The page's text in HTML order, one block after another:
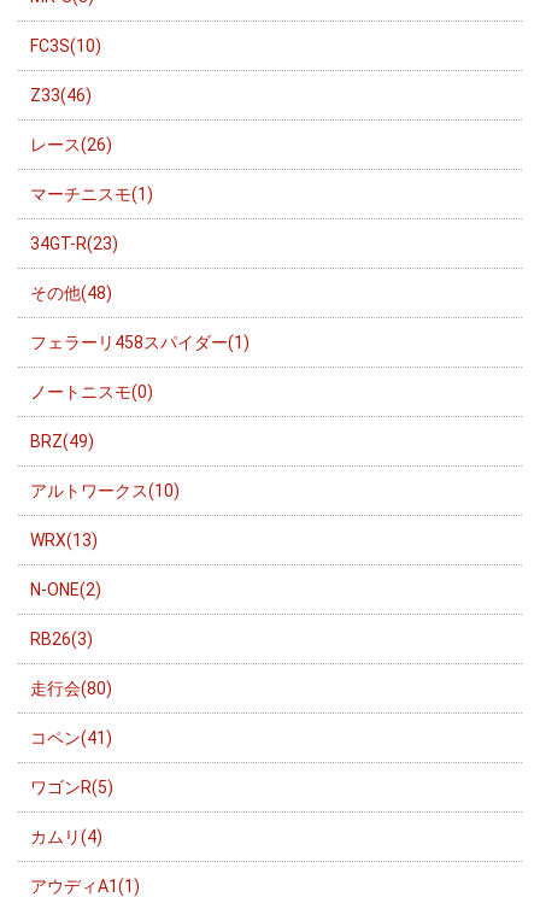
FC3S(10)
Z33(46)
レース(26)
マーチニスモ(1)
34GT-R(23)
その他(48)
フェラーリ458スパイダー(1)
ノートニスモ(0)
BRZ(49)
アルトワークス(10)
WRX(13)
N-ONE(2)
RB26(3)
走行会(80)
コペン(41)
ワゴンR(5)
カムリ(4)
アウディA1(1)